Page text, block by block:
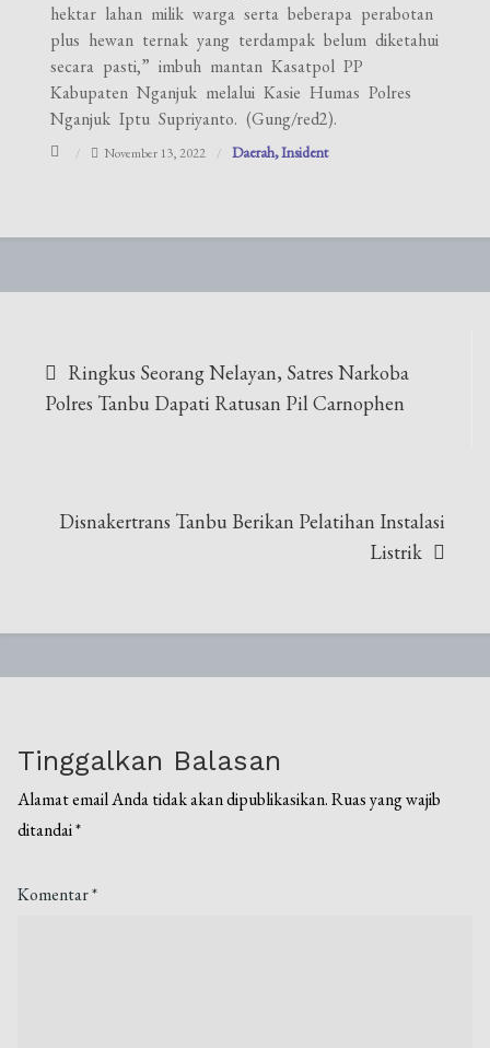
hektar lahan milik warga serta beberapa perabotan
plus hewan ternak yang terdampak belum diketahui
secara pasti,” imbuh mantan Kasatpol PP
Kabupaten Nganjuk melalui Kasie Humas Polres
Nganjuk Iptu Supriyanto. (Gung/red2).
November 13, 2022 Daerah Insident
pos
Ringkus Seorang Nelayan, Satres Narkoba
Polres Tanbu Dapati Ratusan Pil Carnophen
Disnakertrans Tanbu Berikan Pelatihan Instalasi
Listrik
Tinggalkan Balasan
Alamat email Anda tidak akan dipublikasikan. Ruas yang wajib
ditandai*
Komentar*